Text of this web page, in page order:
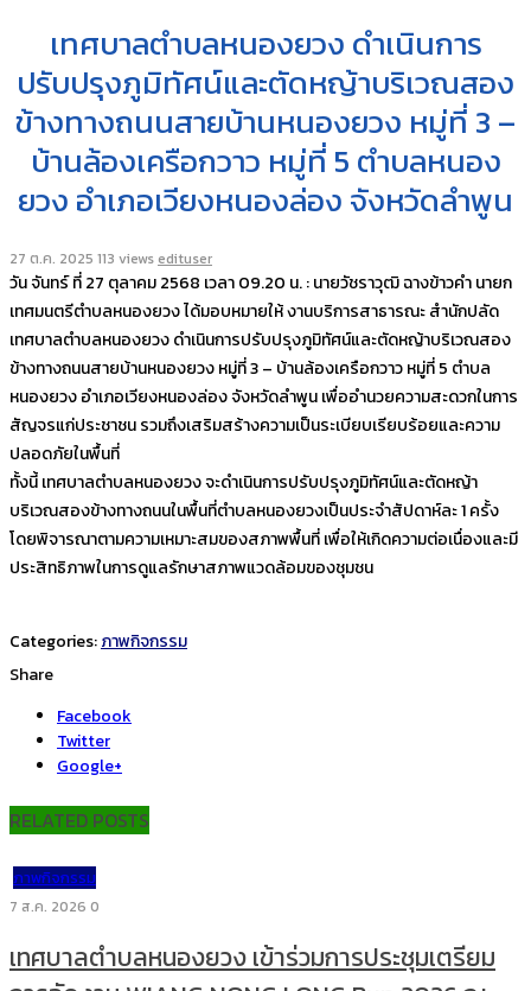
เทศบาลตำบลหนองยวง ดำเนินการ
ปรับปรุงภูมิทัศน์และตัดหญ้าบริเวณสอง
ข้างทางถนนสายบ้านหนองยวง หมู่ที่ 3 –
บ้านล้องเครือกวาว หมู่ที่ 5 ตำบลหนอง
ยวง อำเภอเวียงหนองล่อง จังหวัดลำพูน
27 ต.ค. 2025 113 views edituser
วัน จันทร์ ที่ 27 ตุลาคม 2568 เวลา 09.20 น. : นายวัชราวุฒิ ฉางข้าวคำ นายก
เทศมนตรีตำบลหนองยวง ได้มอบหมายให้ งานบริการสาธารณะ สำนักปลัด
เทศบาลตำบลหนองยวง ดำเนินการปรับปรุงภูมิทัศน์และตัดหญ้าบริเวณสอง
ข้างทางถนนสายบ้านหนองยวง หมู่ที่ 3 – บ้านล้องเครือกวาว หมู่ที่ 5 ตำบล
หนองยวง อำเภอเวียงหนองล่อง จังหวัดลำพูน เพื่ออำนวยความสะดวกในการ
สัญจรแก่ประชาชน รวมถึงเสริมสร้างความเป็นระเบียบเรียบร้อยและความ
ปลอดภัยในพื้นที่
ทั้งนี้ เทศบาลตำบลหนองยวง จะดำเนินการปรับปรุงภูมิทัศน์และตัดหญ้า
บริเวณสองข้างทางถนนในพื้นที่ตำบลหนองยวงเป็นประจำสัปดาห์ละ 1 ครั้ง
โดยพิจารณาตามความเหมาะสมของสภาพพื้นที่ เพื่อให้เกิดความต่อเนื่องและมี
ประสิทธิภาพในการดูแลรักษาสภาพแวดล้อมของชุมชน
Categories:ภาพกิจกรรม
Share
Facebook
Twitter
Google+
RELATED POSTS
ภาพกิจกรรม
7 ส.ค. 2026 0
เทศบาลตำบลหนองยวง เข้าร่วมการประชุมเตรียม